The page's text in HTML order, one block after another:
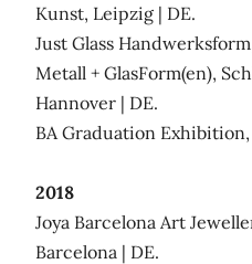
Kunst, Leipzig | DE.
Just Glass
Metall + GlasForm(en),
Hannover | DE.
BA Graduation
2018
Joya Barcelona Art
Barcelona | DE.